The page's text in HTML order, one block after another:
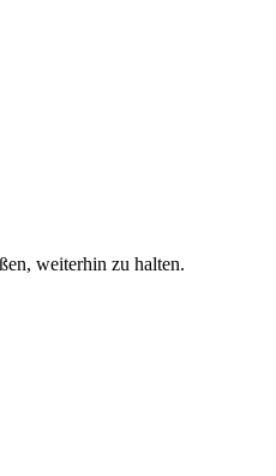
weiterhin zu halten.